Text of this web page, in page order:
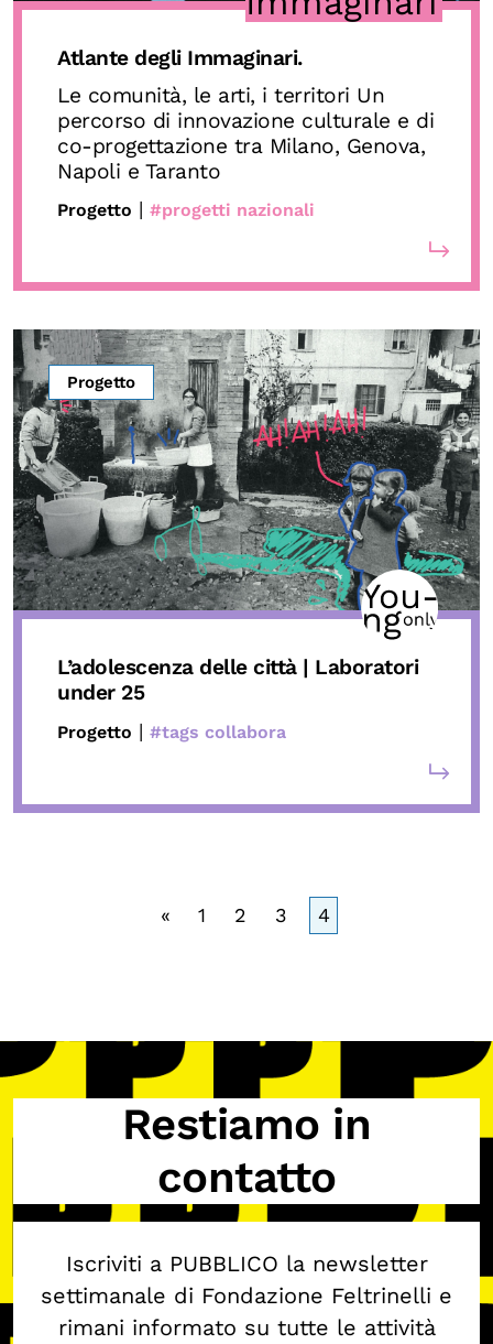
Atlante degli Immaginari.
Le comunità, le arti, i territori Un
percorso di innovazione culturale e di
co-progettazione tra Milano, Genova,
Napoli e Taranto
Progetto | #progetti nazionali
Progetto
L’adolescenza delle città | Laboratori
under 25
Progetto | #tags collabora
« 1 2 3 4
Restiamo in
contatto
Iscriviti a PUBBLICO la newsletter
settimanale di Fondazione Feltrinelli e
rimani informato su tutte le attività